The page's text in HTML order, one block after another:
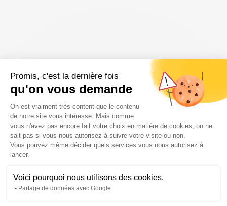
Promis, c'est la dernière fois
qu'on vous demande
Plateforme de Gestion du
On est vraiment très content que le contenu
de notre site vous intéresse. Mais comme
vous n'avez pas encore fait votre choix en matière de cookies, on ne
sait pas si vous nous autorisez à suivre votre visite ou non.
Vous pouvez même décider quels services vous nous autorisez à
lancer.
Voici pourquoi nous utilisons des cookies.
Partage de données avec Google
Axeptio consent
Transformation du parvis de
Chanteclerc à Uccle
Nouveau chantier pour le CHR de